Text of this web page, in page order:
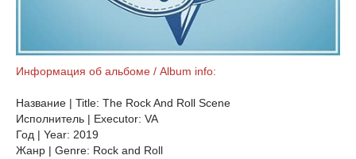
Информация об альбоме / Album info:
Название | Title: The Rock And Roll Scene
Исполнитель | Executor: VA
Год | Year: 2019
Жанр | Genre: Rock and Roll